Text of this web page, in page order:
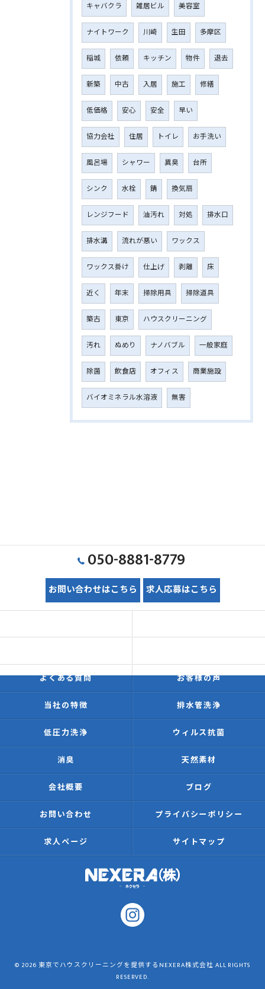
キャバクラ 雑居ビル 美容室
ナイトワーク 川崎 生田 多摩区
稲城 依頼 キッチン 物件 退去
新築 中古 入居 施工 修繕
低価格 安心 安全 早い
協力会社 住居 トイレ お手洗い
風呂場 シャワー 異臭 台所
シンク 水栓 錆 換気扇
レンジフード 油汚れ 対処 排水口
排水溝 流れが悪い ワックス
ワックス掛け 仕上げ 剥離 床
近く 年末 掃除用具 掃除道具
築古 東京 ハウスクリーニング
汚れ ぬめり ナノバブル 一般家庭
除菌 飲食店 オフィス 商業施設
バイオミネラル水溶液 無害
050-8881-8779
お問い合わせはこちら 求人応募はこちら
よくある質問 お客様の声
当社の特徴 排水管洗浄
低圧力洗浄 ウィルス抗菌
消臭 天然素材
会社概要 ブログ
お問い合わせ プライバシーポリシー
求人ページ サイトマップ
© 2026 東京でハウスクリーニングを提供するNEXERA株式会社 ALL RIGHTS
RESERVED.